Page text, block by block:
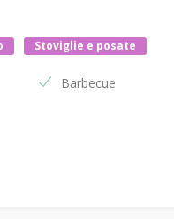
Stoviglie e posate
Barbecue